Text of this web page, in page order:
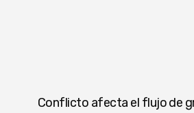
Conflicto afecta el flujo de